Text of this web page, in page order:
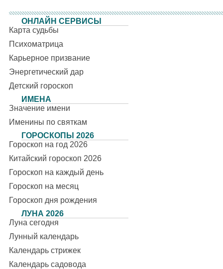
ОНЛАЙН СЕРВИСЫ
Карта судьбы
Психоматрица
Карьерное призвание
Энергетический дар
Детский гороскоп
ИМЕНА
Значение имени
Именины по святкам
ГОРОСКОПЫ 2026
Гороскоп на год 2026
Китайский гороскоп 2026
Гороскоп на каждый день
Гороскоп на месяц
Гороскоп дня рождения
ЛУНА 2026
Луна сегодня
Лунный календарь
Календарь стрижек
Календарь садовода